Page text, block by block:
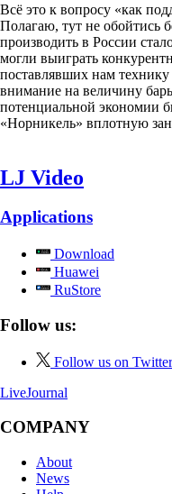
Всё это к вопросу «как
Полагаю, тут не обойтись
производить в России
могли выиграть
поставлявших нам
внимание на величину
потенциальной экономии
«Норникель» вплотную
LJ Video
Applications
Download
Huawei
RuStore
Follow us:
Follow us on Twitter
LiveJournal
COMPANY
About
News